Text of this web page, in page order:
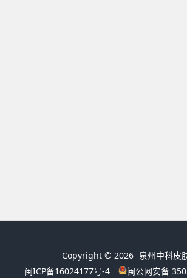
Copyright © 2026 泉州中科皮
闽ICP备16024177号-4
闽公网安备